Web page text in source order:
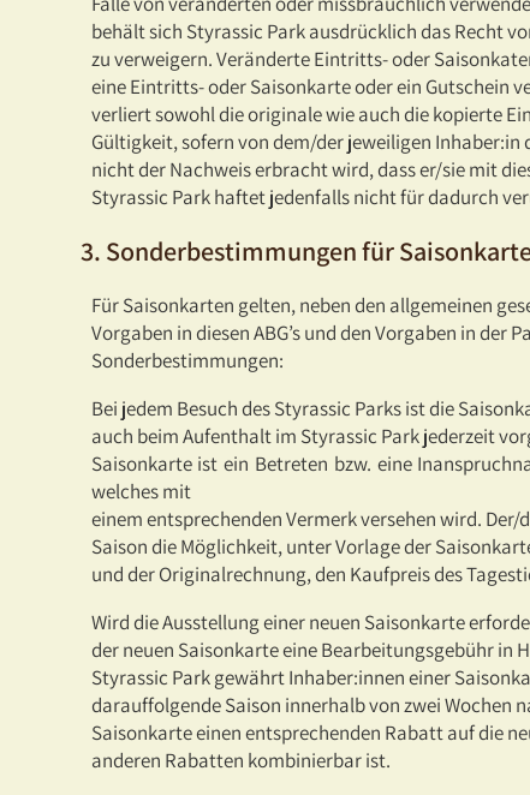
behält sich Styrassic Park ausdrücklich das Recht
zu verweigern. Veränderte Eintritts- oder
eine Eintritts- oder Saisonkarte oder ein Gutschein
verliert sowohl die originale wie auch die kopierte
Gültigkeit, sofern von dem/der jeweiligen
nicht der Nachweis erbracht wird, dass er/sie mit
Styrassic Park haftet jedenfalls nicht für dadurch
3. Sonderbestimmungen für
Für Saisonkarten gelten, neben den allgemeinen
Vorgaben in diesen ABG’s und den Vorgaben in der
Sonderbestimmungen:
Bei jedem Besuch des Styrassic Parks ist die
auch beim Aufenthalt im Styrassic Park jederzeit
Saisonkarte ist ein Betreten bzw. eine
welches mit
einem entsprechenden Vermerk versehen wird.
Saison die Möglichkeit, unter Vorlage der
und der Originalrechnung, den Kaufpreis des
Wird die Ausstellung einer neuen Saisonkarte
der neuen Saisonkarte eine Bearbeitungsgebühr in
Styrassic Park gewährt Inhaber:innen einer
darauffolgende Saison innerhalb von zwei Wochen
Saisonkarte einen entsprechenden Rabatt auf die
anderen Rabatten kombinierbar ist.